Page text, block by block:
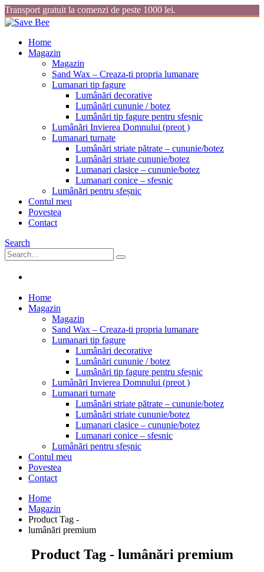
Transport gratuit la comenzi de peste 1000 lei.
Home
Magazin
Magazin
Sand Wax – Creaza-ti propria lumanare
Lumanari tip fagure
Lumânări decorative
Lumânări cununie / botez
Lumânări tip fagure pentru sfeșnic
Lumânări Invierea Domnului (preot )
Lumanari turnate
Lumânări striate pătrate – cununie/botez
Lumânări striate cununie/botez
Lumanari clasice – cununie/botez
Lumanari conice – sfesnic
Lumânări pentru sfeșnic
Contul meu
Povestea
Contact
Search
Home
Magazin
Magazin
Sand Wax – Creaza-ti propria lumanare
Lumanari tip fagure
Lumânări decorative
Lumânări cununie / botez
Lumânări tip fagure pentru sfeșnic
Lumânări Invierea Domnului (preot )
Lumanari turnate
Lumânări striate pătrate – cununie/botez
Lumânări striate cununie/botez
Lumanari clasice – cununie/botez
Lumanari conice – sfesnic
Lumânări pentru sfeșnic
Contul meu
Povestea
Contact
Home
Magazin
Product Tag -
lumânări premium
Product Tag - lumânări premium